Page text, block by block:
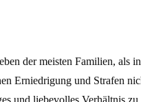
der meisten Familien,
Erniedrigung und Strafen